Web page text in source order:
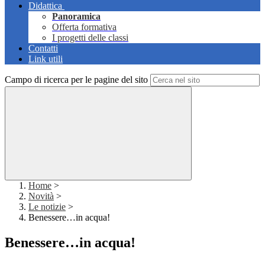
Didattica
Panoramica
Offerta formativa
I progetti delle classi
Contatti
Link utili
Campo di ricerca per le pagine del sito
Home >
Novità >
Le notizie >
Benessere…in acqua!
Benessere…in acqua!